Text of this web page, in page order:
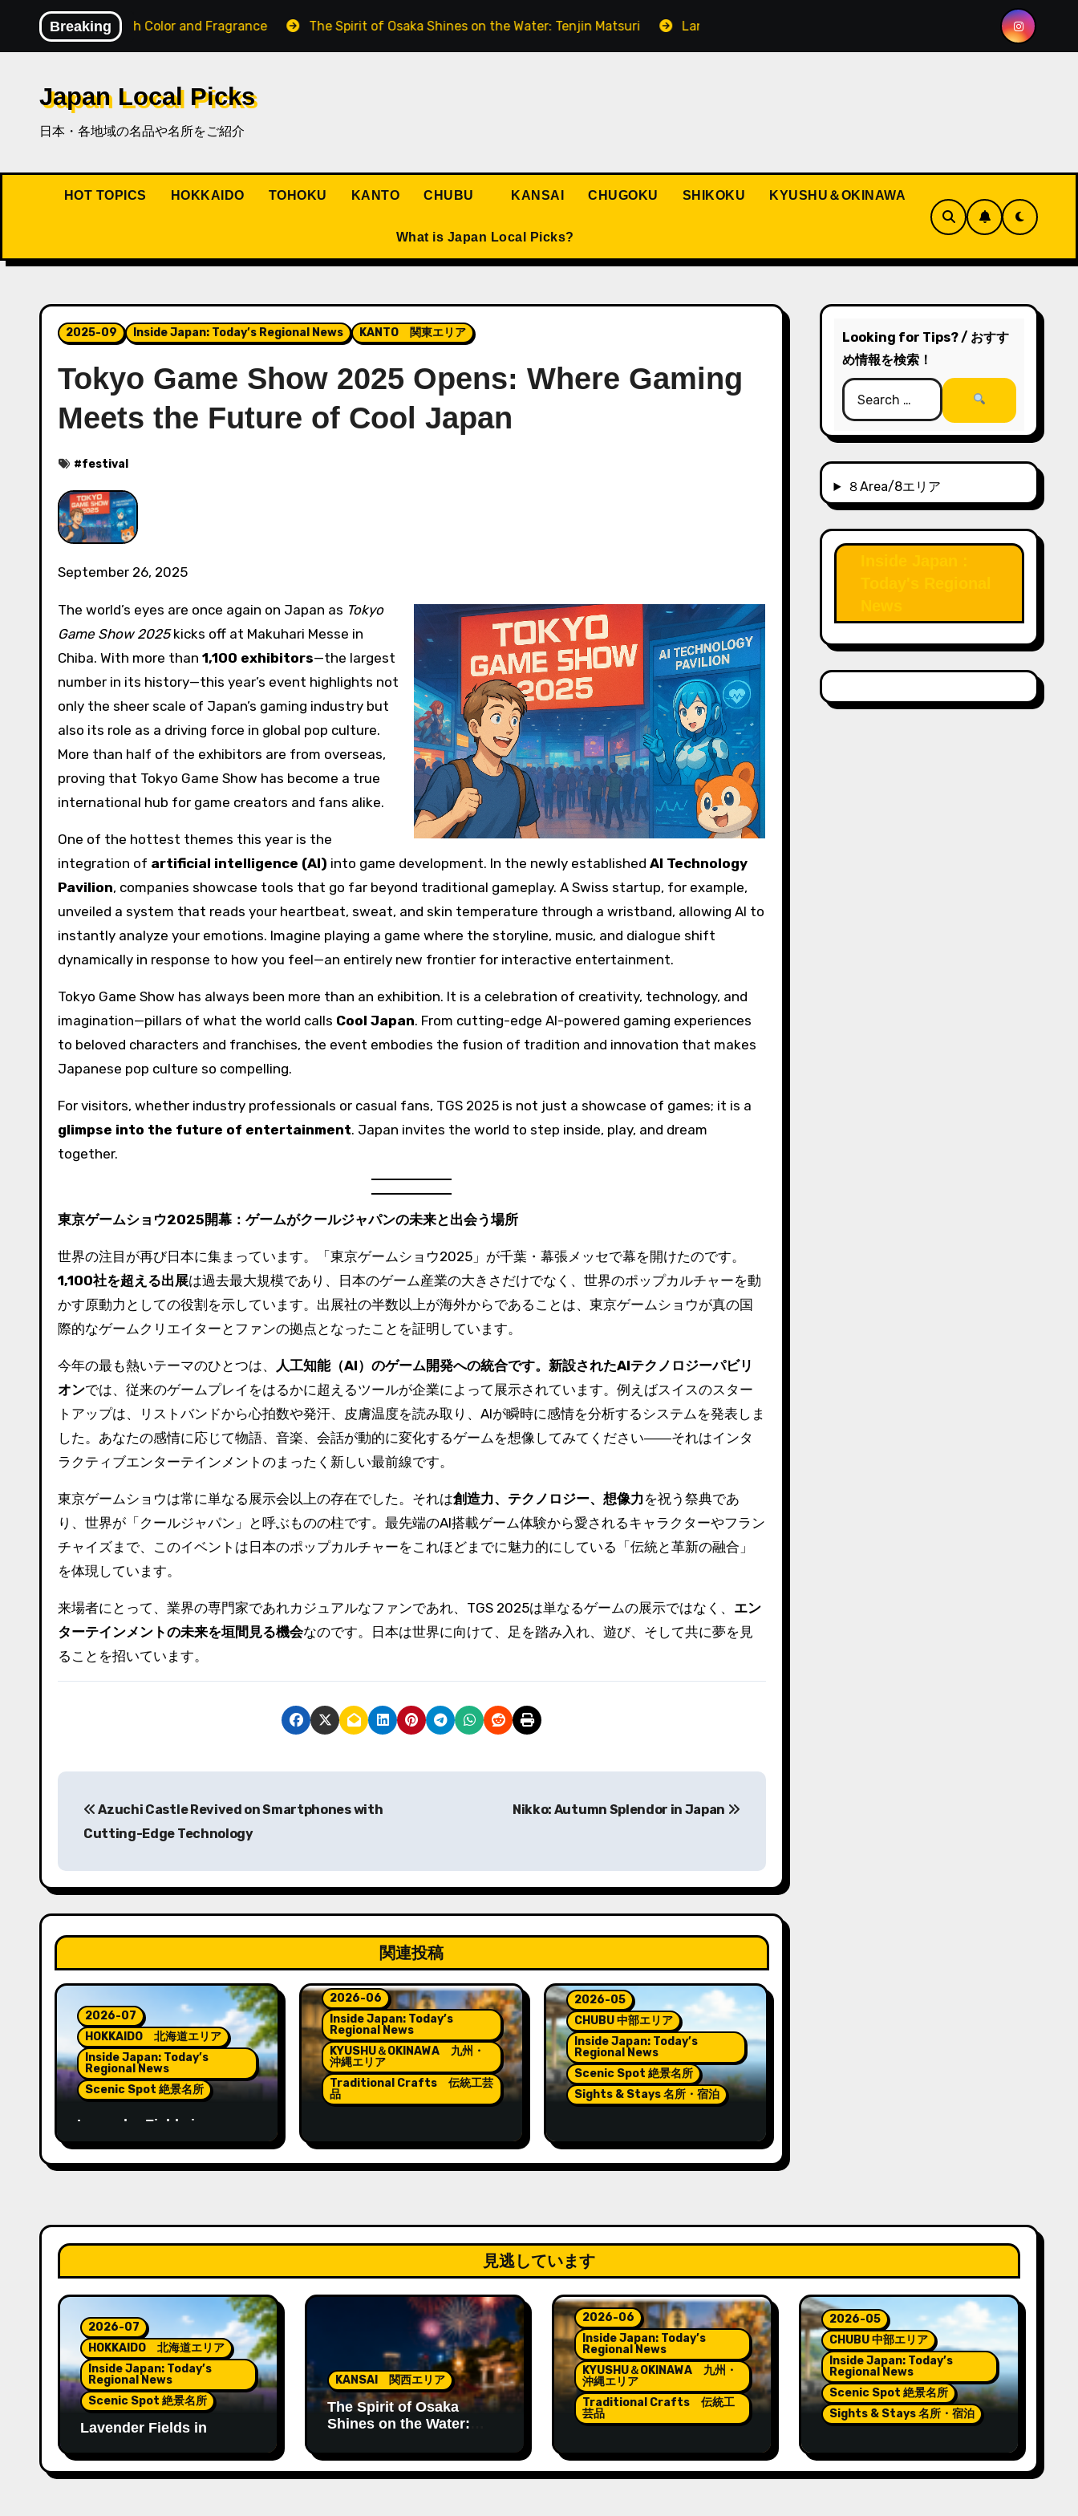
を
Breaking
Filled with Color and Fragrance The Spirit of Osaka Shines on the Water: Tenjin Matsuri Lanterns Lighting the Spirit of Hakata Gion Yamakasa Pokémon
Japan Local Picks
日本・各地域の名品や名所をご紹介
HOT TOPICS HOKKAIDO TOHOKU KANTO CHUBU KANSAI CHUGOKU SHIKOKU KYUSHU＆OKINAWA
What is Japan Local Picks?
2025-09 Inside Japan: Today’s Regional News KANTO 関東エリア
Tokyo Game Show 2025 Opens: Where Gaming
Meets the Future of Cool Japan
#festival
September 26, 2025
The world’s eyes are once again on Japan as Tokyo
Game Show 2025kicks off at Makuhari Messe in
Chiba. With more than 1,100 exhibitors—the largest
number in its history—this year’s event highlights not
only the sheer scale of Japan’s gaming industry but
also its role as a driving force in global pop culture.
More than half of the exhibitors are from overseas,
proving that Tokyo Game Show has become a true
international hub for game creators and fans alike.
One of the hottest themes this year is the
integration of artificial intelligence (AI) into game development. In the newly established AI Technology
Pavilion, companies showcase tools that go far beyond traditional gameplay. A Swiss startup, for example,
unveiled a system that reads your heartbeat, sweat, and skin temperature through a wristband, allowing AI to
instantly analyze your emotions. Imagine playing a game where the storyline, music, and dialogue shift
dynamically in response to how you feel—an entirely new frontier for interactive entertainment.
Tokyo Game Show has always been more than an exhibition. It is a celebration of creativity, technology, and
imagination—pillars of what the world calls Cool Japan. From cutting-edge AI-powered gaming experiences
to beloved characters and franchises, the event embodies the fusion of tradition and innovation that makes
Japanese pop culture so compelling.
For visitors, whether industry professionals or casual fans, TGS 2025 is not just a showcase of games; it is a
glimpse into the future of entertainment. Japan invites the world to step inside, play, and dream
together.
東京ゲームショウ2025開幕：ゲームがクールジャパンの未来と出会う場所
世界の注目が再び日本に集まっています。「東京ゲームショウ2025」が千葉・幕張メッセで幕を開けたのです。
1,100社を超える出展は過去最大規模であり、日本のゲーム産業の大きさだけでなく、世界のポップカルチャーを動
かす原動力としての役割を示しています。出展社の半数以上が海外からであることは、東京ゲームショウが真の国
際的なゲームクリエイターとファンの拠点となったことを証明しています。
今年の最も熱いテーマのひとつは、 人工知能（AI）のゲーム開発への統合です。新設されたAIテクノロジーパビリ
オンでは、従来のゲームプレイをはるかに超えるツールが企業によって展示されています。例えばスイスのスター
トアップは、リストバンドから心拍数や発汗、皮膚温度を読み取り、AIが瞬時に感情を分析するシステムを発表しま
した。あなたの感情に応じて物語、音楽、会話が動的に変化するゲームを想像してみてください――それはインタ
ラクティブエンターテインメントのまったく新しい最前線です。
東京ゲームショウは常に単なる展示会以上の存在でした。それは創造力、テクノロジー、想像力を祝う祭典であ
り、世界が「クールジャパン」と呼ぶものの柱です。最先端のAI搭載ゲーム体験から愛されるキャラクターやフラン
チャイズまで、このイベントは日本のポップカルチャーをこれほどまでに魅力的にしている「伝統と革新の融合」
を体現しています。
来場者にとって、業界の専門家であれカジュアルなファンであれ、TGS 2025は単なるゲームの展示ではなく、 エン
ターテインメントの未来を垣間見る機会なのです。日本は世界に向けて、足を踏み入れ、遊び、そして共に夢を見
ることを招いています。
ビ
ゲ
ー
シ
ョ
ン
Azuchi Castle Revived on Smartphones with
Cutting-Edge Technology
Nikko: Autumn Splendor in Japan
関連投稿
2026-07
HOKKAIDO 北海道エリア
Inside Japan: Today’s
Regional News
Scenic Spot 絶景名所
Lavender Fields in
Hokkaido: A Summer
Color and Fragrance
2026-06
Inside Japan: Today’s
Regional News
KYUSHU＆OKINAWA 九州・
沖縄エリア
Traditional Crafts 伝統工芸
品
Spirit of Hakata Gion
Yamakasa
2026-05
CHUBU 中部エリア
Inside Japan: Today’s
Regional News
Scenic Spot 絶景名所
Sights & Stays 名所・宿泊
at Wakura Onsen’s New
Footbath
Looking for Tips? / おすす
め情報を検索！
８Area/8エリア
見逃しています
2026-07
HOKKAIDO 北海道エリア
Inside Japan: Today’s
Regional News
Scenic Spot 絶景名所
Lavender Fields in
Landscape Filled with
Color and Fragrance
KANSAI 関西エリア
The Spirit of Osaka
Shines on the Water:
2026-06
Inside Japan: Today’s
Regional News
KYUSHU＆OKINAWA 九州・
沖縄エリア
Traditional Crafts 伝統工
芸品
Spirit of Hakata Gion
Yamakasa
2026-05
CHUBU 中部エリア
Inside Japan: Today’s
Regional News
Scenic Spot 絶景名所
Sights & Stays 名所・宿泊
at Wakura Onsen’s New
Footbath